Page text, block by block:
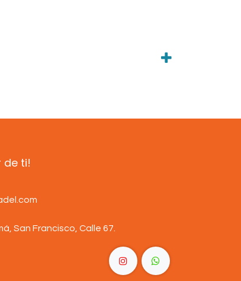
de ti!
San Francisco, Calle 67